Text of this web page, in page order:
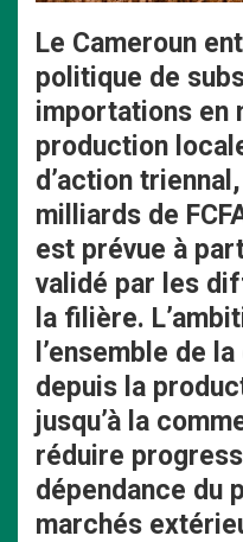
Le Cameroun
politique de
importations en
production
d’action
milliards de
est prévue à
validé par les
la filière.
l’ensemble de
depuis la
jusqu’à la
réduire
dépendance du
marchés